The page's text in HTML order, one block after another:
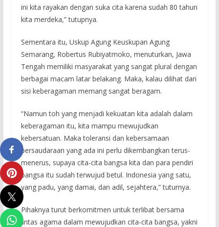
ini kita rayakan dengan suka cita karena sudah 80 tahun
kita merdeka,” tutupnya.
Sementara itu, Uskup Agung Keuskupan Agung
Semarang, Robertus Rubiyatmoko, menuturkan, Jawa
Tengah memiliki masyarakat yang sangat plural dengan
berbagai macam latar belakang. Maka, kalau dilihat dari
sisi keberagaman memang sangat beragam.
“Namun toh yang menjadi kekuatan kita adalah dalam
keberagaman itu, kita mampu mewujudkan
kebersatuan. Maka toleransi dan kebersamaan
persaudaraan yang ada ini perlu dikembangkan terus-
menerus, supaya cita-cita bangsa kita dan para pendiri
bangsa itu sudah terwujud betul. Indonesia yang satu,
yang padu, yang damai, dan adil, sejahtera,” tuturnya.
Pihaknya turut berkomitmen untuk terlibat bersama
lintas agama dalam mewujudkan cita-cita bangsa, yakni